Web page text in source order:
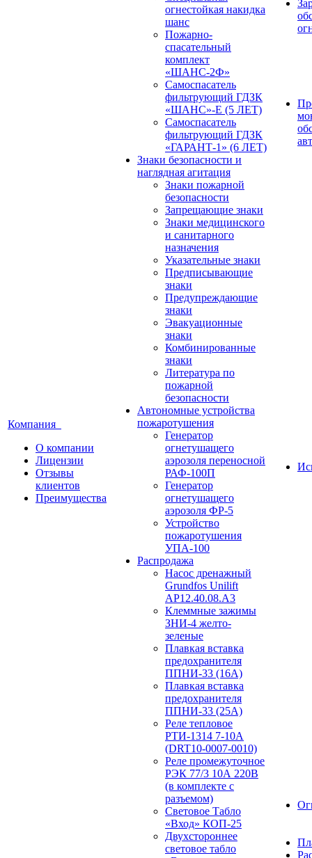
Компания
О компании
Лицензии
Отзывы
клиентов
Преимущества
огнестойкая накидка
шанс
Пожарно-
спасательный
комплект
«ШАНС-2Ф»
Самоспасатель
фильтрующий ГДЗК
«ШАНС»-Е (5 ЛЕТ)
Самоспасатель
фильтрующий ГДЗК
«ГАРАНТ-1» (6 ЛЕТ)
Знаки безопасности и
наглядная агитация
Знаки пожарной
безопасности
Запрещающие знаки
Знаки медицинского
и санитарного
назначения
Указательные знаки
Предписывающие
знаки
Предупреждающие
знаки
Эвакуационные
знаки
Комбинированные
знаки
Литература по
пожарной
безопасности
Автономные устройства
пожаротушения
Генератор
огнетушащего
аэрозоля переносной
РАФ-100П
Генератор
огнетушащего
аэрозоля ФР-5
Устройство
пожаротушения
УПА-100
Распродажа
Насос дренажный
Grundfos Unilift
АP12.40.08.A3
Клеммные зажимы
ЗНИ-4 желто-
зеленые
Плавкая вставка
предохранителя
ППНИ-33 (16А)
Плавкая вставка
предохранителя
ППНИ-33 (25А)
Реле тепловое
РТИ-1314 7-10А
(DRT10-0007-0010)
Реле промежуточное
РЭК 77/3 10А 220В
(в комплекте с
разъемом)
Световое Табло
«Вход» КОП-25
Двухстороннее
световое табло